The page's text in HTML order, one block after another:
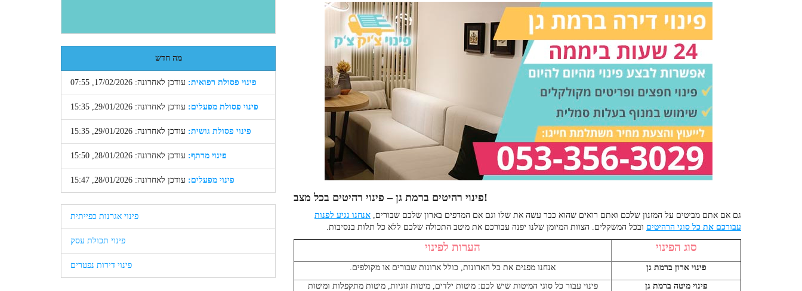
מה חדש
פינוי פסולת רפואית: עודכן לאחרונה: 17/02/2026, 07:55
פינוי פסולת מפעלים: עודכן לאחרונה: 29/01/2026, 15:35
פינוי פסולת גושית: עודכן לאחרונה: 29/01/2026, 15:35
פינוי מרתף: עודכן לאחרונה: 28/01/2026, 15:50
פינוי מפעלים: עודכן לאחרונה: 28/01/2026, 15:47
פינוי אגרנות כפייתית
פינוי תכולת עסק
פינוי דירות נפטרים
פינוי רהיטים ברמת גן –פינוי רהיטים בכל מצב!
גם אם אתם מביטים על המזנון שלכם ואתם רואים שהוא כבר עשה את שלו וגם אם המדפים בארון שלכם שבורים, אנחנו נגיע לפנות
עבורכם את כל סוגי הרהיטים ובכל המשקלים. הצוות המיומן שלנו יפנה עבורכם את מיטב התכולה שלכם ללא כל תלות בנסיבות.
סוג הפינוי הערות לפינוי
פינוי ארון ברמת גן אנחנו מפנים את כל הארונות, כולל ארונות שבורים או מקולפים.
פינוי מיטה ברמת גן
פינוי עבור כל סוגי המיטות שיש לכם: מיטות ילדים, מיטות זוגיות, מיטות מתקפלות ומיטות